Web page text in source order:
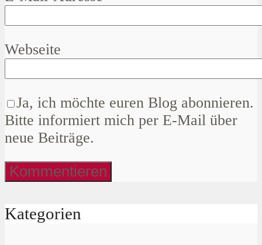
Webseite
Ja, ich möchte euren Blog abonnieren.
Bitte informiert mich per E-Mail über
neue Beiträge.
Kategorien